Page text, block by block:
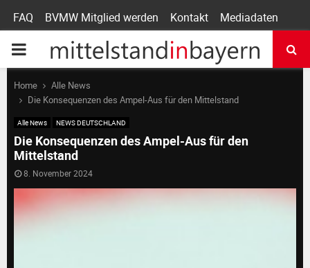
FAQ BVMW Mitglied werden Kontakt Mediadaten
P
R
M
A
Home
Alle News
Die Konsequenzen des Ampel-Aus für den Mittelstand
Alle News NEWS DEUTSCHLAND
Die Konsequenzen des Ampel-Aus für den
Mittelstand
8. November 2024